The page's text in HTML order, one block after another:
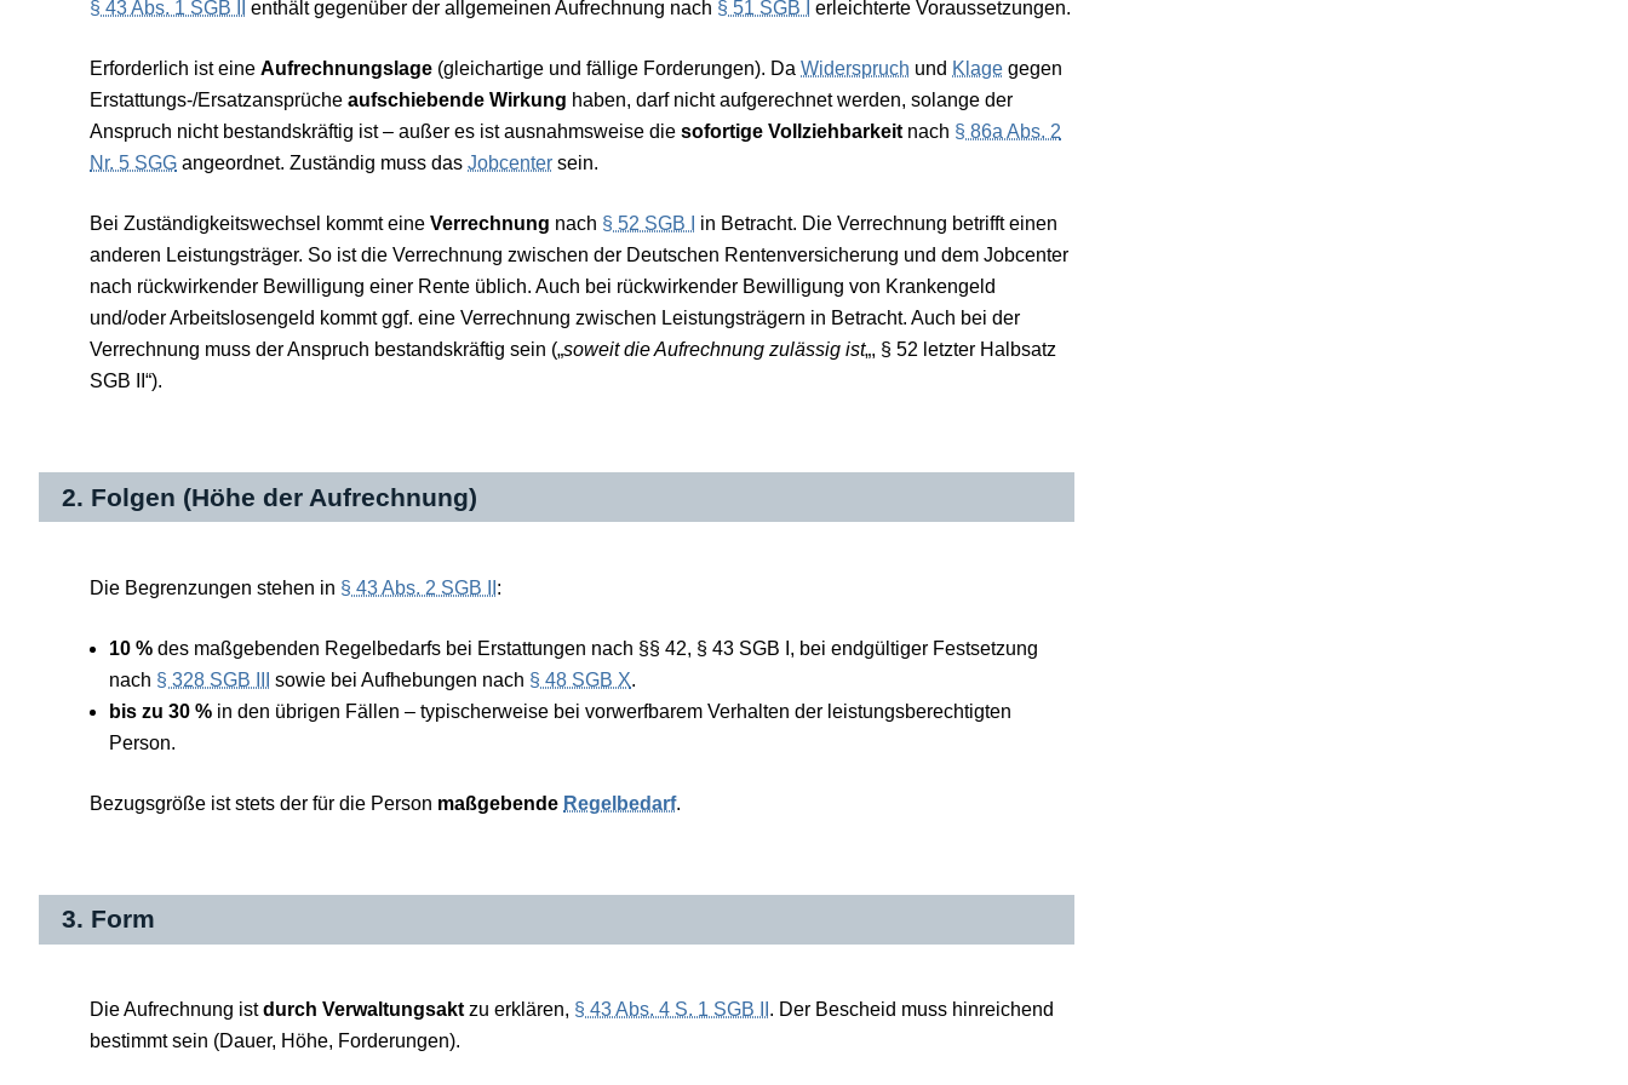
§ 43 Abs. 1 SGB II enthält gegenüber der allgemeinen Aufrechnung nach § 51 SGB I erleichterte Voraussetzungen.
Erforderlich ist eine Aufrechnungslage (gleichartige und fällige Forderungen). Da Widerspruch und Klage gegen
Erstattungs-/Ersatzansprüche aufschiebende Wirkung haben, darf nicht aufgerechnet werden, solange der
Anspruch nicht bestandskräftig ist – außer es ist ausnahmsweise die sofortige Vollziehbarkeit nach § 86a Abs. 2
Nr. 5 SGG angeordnet. Zuständig muss das Jobcenter sein.
Bei Zuständigkeitswechsel kommt eine Verrechnung nach § 52 SGB I
in Betracht. Die Verrechnung betrifft einen
anderen Leistungsträger. So ist die Verrechnung zwischen der Deutschen Rentenversicherung und dem Jobcenter
nach rückwirkender Bewilligung einer Rente üblich. Auch bei rückwirkender Bewilligung von Krankengeld
und/oder Arbeitslosengeld kommt ggf. eine Verrechnung zwischen Leistungsträgern in Betracht. Auch bei der
Verrechnung muss der Anspruch bestandskräftig sein („soweit die Aufrechnung zulässig ist„, § 52 letzter Halbsatz
SGB II“).
2. Folgen (Höhe der Aufrechnung)
Die Begrenzungen stehen in § 43 Abs. 2 SGB II :
10 % des maßgebenden Regelbedarfs bei Erstattungen nach §§ 42, § 43 SGB I, bei endgültiger Festsetzung
nach § 328 SGB III sowie bei Aufhebungen nach § 48 SGB X.
bis zu 30 % in den übrigen Fällen – typischerweise bei vorwerfbarem Verhalten der leistungsberechtigten
Person.
Bezugsgröße ist stets der für die Person maßgebende Regelbedarf.
3. Form
Die Aufrechnung istdurch Verwaltungsaktzu erklären, § 43 Abs. 4 S. 1 SGB II . Der Bescheid muss hinreichend
bestimmt sein (Dauer, Höhe, Forderungen).